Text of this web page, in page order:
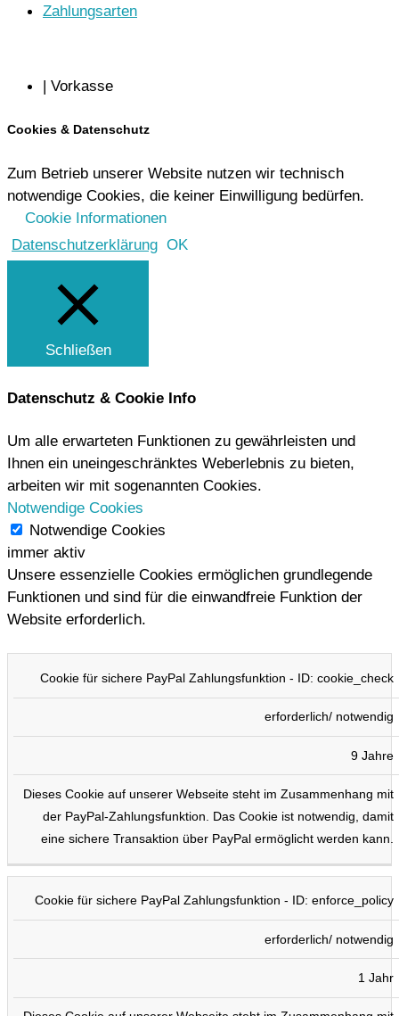
Zahlungsarten
| Vorkasse
Cookies & Datenschutz
Zum Betrieb unserer Website nutzen wir technisch
notwendige Cookies, die keiner Einwilligung bedürfen.
Cookie Informationen
Datenschutzerklärung OK
Schließen
Datenschutz & Cookie Info
Um alle erwarteten Funktionen zu gewährleisten und
Ihnen ein uneingeschränktes Weberlebnis zu bieten,
arbeiten wir mit sogenannten Cookies.
Notwendige Cookies
Notwendige Cookies
immer aktiv
Unsere essenzielle Cookies ermöglichen grundlegende
Funktionen und sind für die einwandfreie Funktion der
Website erforderlich.
COOKIE TYP DAUER BESCHREIBUNG
Cookie für sichere PayPal Zahlungsfunktion - ID: cookie_check
erforderlich/ notwendig
9 Jahre
Dieses Cookie auf unserer Webseite steht im Zusammenhang mit
der PayPal-Zahlungsfunktion. Das Cookie ist notwendig, damit
eine sichere Transaktion über PayPal ermöglicht werden kann.
Cookie für sichere PayPal Zahlungsfunktion - ID: enforce_policy
erforderlich/ notwendig
1 Jahr